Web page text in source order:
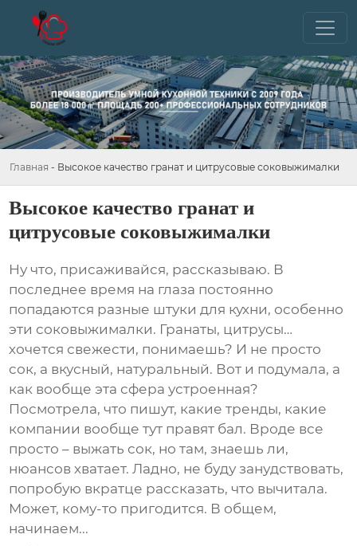
Главная - Высокое качество гранат и цитрусовые соковыжималки
Высокое качество гранат и
цитрусовые соковыжималки
Ну что, присаживайся, рассказываю. В
последнее время на глаза постоянно
попадаются разные штуки для кухни, особенно
эти соковыжималки. Гранаты, цитрусы…
хочется свежести, понимаешь? И не просто
сок, а вкусный, натуральный. Вот и подумала, а
как вообще эта сфера устроенная?
Посмотрела, что пишут, какие тренды, какие
компании вообще тут правят бал. Вроде все
просто – выжать сок, но там, знаешь ли,
нюансов хватает. Ладно, не буду занудствовать,
попробую вкратце рассказать, что вычитала.
Может, кому-то пригодится. В общем,
начинаем...